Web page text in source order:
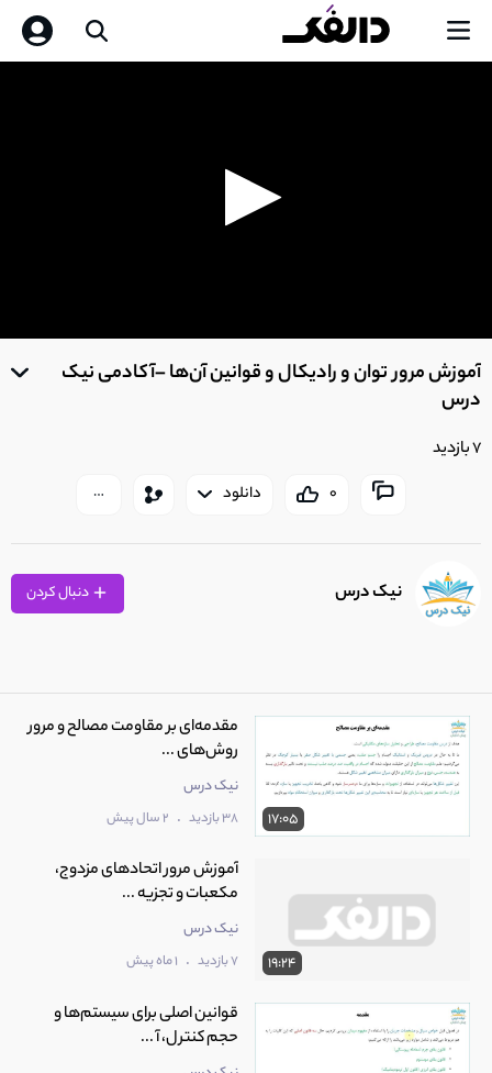
0
of
آموزش مرور توان و رادیکال و قوانین آن‌ها –آکادمی نیک
درس
7 بازدید
0 دانلود
نیک درس
17:05
مقدمه‌ای بر مقاومت مصالح و مرور
روش‌های ...
نیک درس
38 بازدید . 2 سال پیش
19:24
آموزش مرور اتحادهای مزدوج،
مکعبات و تجزیه ...
نیک درس
7 بازدید . 1 ماه پیش
قوانین اصلی برای سیستم‌ها و
حجم کنترل، آ ...